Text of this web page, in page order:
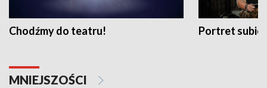
Chodźmy do teatru! Portret
MNIEJSZOŚCI